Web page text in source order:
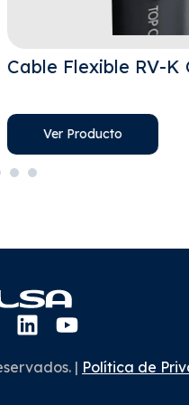
K Cobre
| Política de